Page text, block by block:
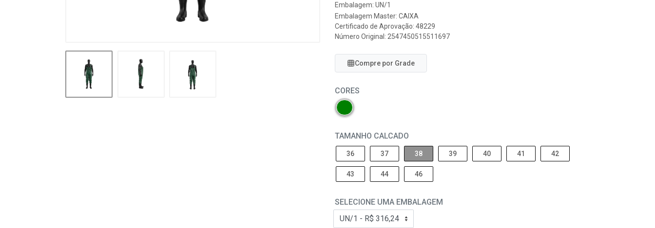
Embalagem: UN/1
Embalagem Master: CAIXA
Certificado de Aprovação: 48229
Número Original: 2547450515511697
Compre por Grade
CORES
TAMANHO CALCADO
36 37 38 39 40 41 42
43 44 46
SELECIONE UMA EMBALAGEM